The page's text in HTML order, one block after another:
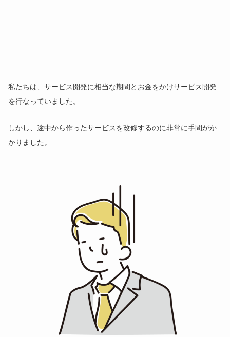
私たちは、サービス開発に相当な期間とお金をかけサービス開発
を行なっていました。
しかし、途中から作ったサービスを改修するのに非常に手間がか
かりました。